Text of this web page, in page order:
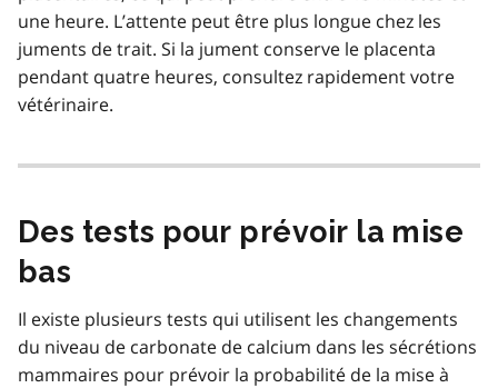
une heure. L’attente peut être plus longue chez les
juments de trait. Si la jument conserve le placenta
pendant quatre heures, consultez rapidement votre
vétérinaire.
Des tests pour prévoir la mise
bas
Il existe plusieurs tests qui utilisent les changements
du niveau de carbonate de calcium dans les sécrétions
mammaires pour prévoir la probabilité de la mise à